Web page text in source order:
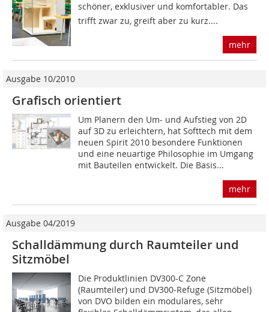
schöner, exklusiver und komfortabler. Das
trifft zwar zu, greift aber zu kurz....
mehr
Ausgabe 10/2010
Grafisch orientiert
Um Planern den Um- und Aufstieg von 2D
auf 3D zu erleichtern, hat Softtech mit dem
neuen Spirit 2010 besondere Funktionen
und eine neuartige Philosophie im Umgang
mit Bauteilen entwickelt. Die Basis...
mehr
Ausgabe 04/2019
Schalldämmung durch Raumteiler und
Sitzmöbel
Die Produktlinien DV300-C Zone
(Raumteiler) und DV300-Refuge (Sitzmöbel)
von DVO bilden ein modulares, sehr